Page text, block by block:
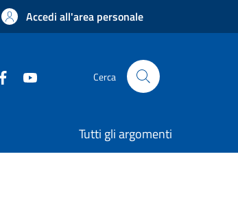
Accedi all'area personale
Cerca
Tutti gli argomenti